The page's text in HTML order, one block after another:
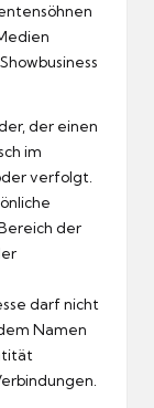
der einen
im
verfolgt.
der
darf nicht
Namen